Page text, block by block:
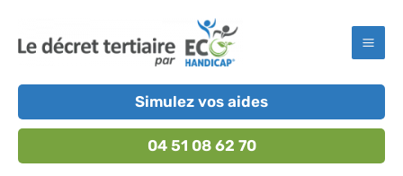
contenu
Simulez vos aides
04 51 08 62 70